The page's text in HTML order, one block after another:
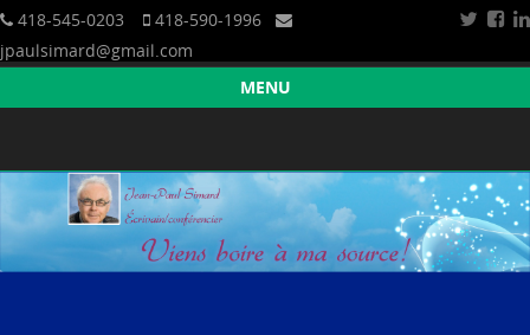
418-545-0203
418-590-1996
jpaulsimard@gmail.com
Jean-Paul Simard — Écrivain/Conférencier
Croissance humaine et spirituelleMENU